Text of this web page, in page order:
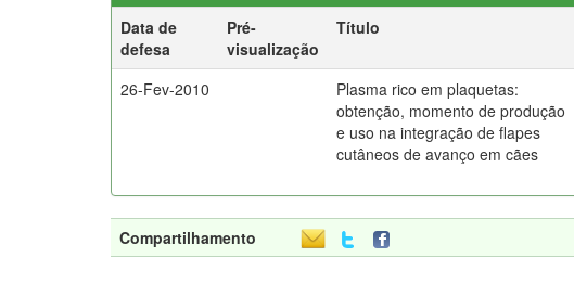
Data de
defesa
Pré-
visualização
Título
26-Fev-2010
Plasma rico em plaquetas:
obtenção, momento de produção
e uso na integração de flapes
cutâneos de avanço em cães
Compartilhamento